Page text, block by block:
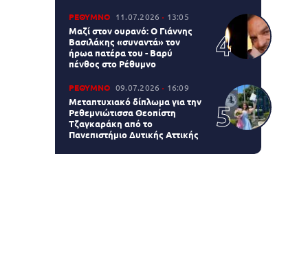
ΡΕΘΥΜΝΟ 11.07.2026 13:05
Μαζί στον ουρανό: Ο Γιάννης
Βασιλάκης «συναντά» τον
ήρωα πατέρα του - Βαρύ
πένθος στο Ρέθυμνο
ΡΕΘΥΜΝΟ 09.07.2026 16:09
Μεταπτυχιακό δίπλωμα για την
Ρεθεμνιώτισσα Θεοπίστη
Τζαγκαράκη από το
Πανεπιστήμιο Δυτικής Αττικής